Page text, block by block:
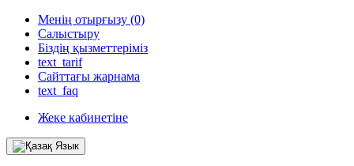
Менің отырғызу (0)
Салыстыру
Біздің қызметтеріміз
text_tarif
Сайттағы жарнама
text_faq
Жеке кабинетіне
Язык